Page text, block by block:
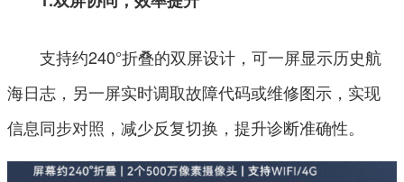
支持约240°折叠的双屏设计，可一屏显示历史航
海日志，另一屏实时调取故障代码或维修图示，实现
信息同步对照，减少反复切换，提升诊断准确性。